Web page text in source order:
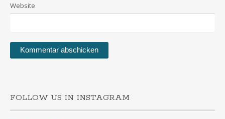
Website
FOLLOW US IN INSTAGRAM